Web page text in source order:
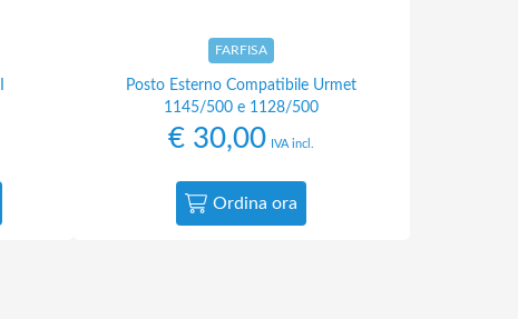
FARFISA
Posto Esterno Compatibile Urmet
1145/500 e 1128/500
€ 30,00 IVA incl.
Ordina ora